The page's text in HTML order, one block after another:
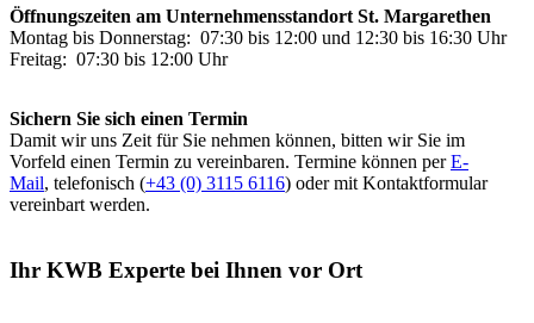
Öffnungszeiten am Unternehmensstandort St. Margarethen
Montag bis Donnerstag: 07:30 bis 12:00 und 12:30 bis 16:30 Uhr
Freitag: 07:30 bis 12:00 Uhr
Sichern Sie sich einen Termin
Damit wir uns Zeit für Sie nehmen können, bitten wir Sie im
Vorfeld einen Termin zu vereinbaren. Termine können perE-
Mail, telefonisch (+43 (0) 3115 6116) oder mit Kontaktformular
vereinbart werden.
Ihr KWB Experte bei Ihnen vor Ort